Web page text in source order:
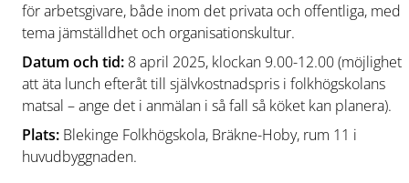
för arbetsgivare, både inom det privata och offentliga, med
tema jämställdhet och organisationskultur.
Datum och tid: 8 april 2025, klockan 9.00-12.00(möjlighet
att äta lunch efteråt till självkostnadspris i folkhögskolans
matsal – ange det i anmälan i så fall så köket kan planera).
Plats: Blekinge Folkhögskola, Bräkne-Hoby, rum 11 i
huvudbyggnaden.